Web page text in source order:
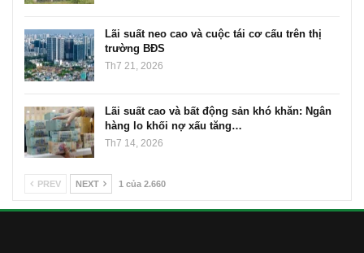
Lãi suất neo cao và cuộc tái cơ cấu trên thị
trường BĐS
Th7 21, 2026
Lãi suất cao và bất động sản khó khăn: Ngân
hàng lo khối nợ xấu tăng…
Th7 14, 2026
PREV NEXT 1 của 2.660